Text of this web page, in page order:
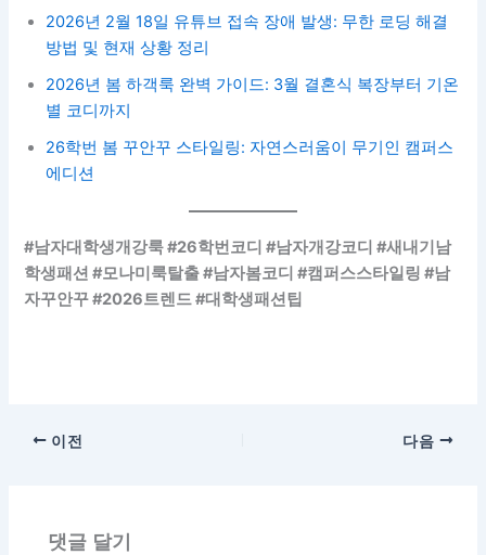
2026년 2월 18일 유튜브 접속 장애 발생: 무한 로딩 해결
방법 및 현재 상황 정리
2026년 봄 하객룩 완벽 가이드: 3월 결혼식 복장부터 기온
별 코디까지
26학번 봄 꾸안꾸 스타일링: 자연스러움이 무기인 캠퍼스
에디션
#남자대학생개강룩 #26학번코디 #남자개강코디 #새내기남
학생패션 #모나미룩탈출 #남자봄코디 #캠퍼스스타일링 #남
자꾸안꾸 #2026트렌드 #대학생패션팁
이전 다음
댓글 달기